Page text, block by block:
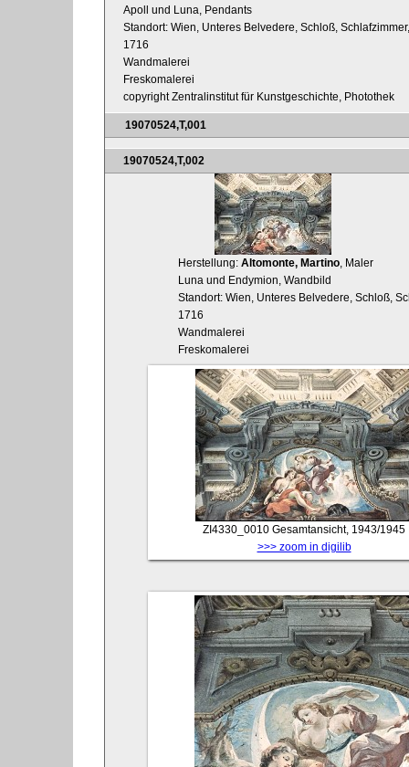
Apoll und Luna, Pendants
Standort: Wien, Unteres Belvedere, Schloß,
1716
Wandmalerei
Freskomalerei
copyright Zentralinstitut für Kunstgeschichte, Photothek
19070524,T,001
19070524,T,002
Herstellung: Altomonte, Martino, Maler
Luna und Endymion, Wandbild
Standort: Wien, Unteres Belvedere, Schloß,
1716
Wandmalerei
Freskomalerei
ZI4330_0010 Gesamtansicht, 1943/1945
>>> zoom in digilib